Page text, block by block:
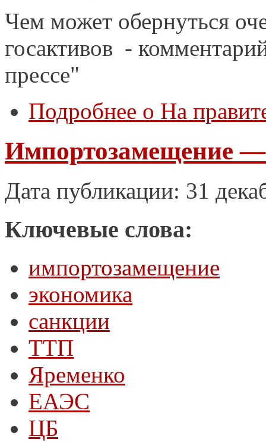
Чем может обернуться
госактивов -
прессе"
Подробнее о На
Импортозамещение
Дата публикации: 31
Ключевые слова:
импортозамещение
экономика
санкции
ТТП
Яременко
ЕАЭС
ЦБ